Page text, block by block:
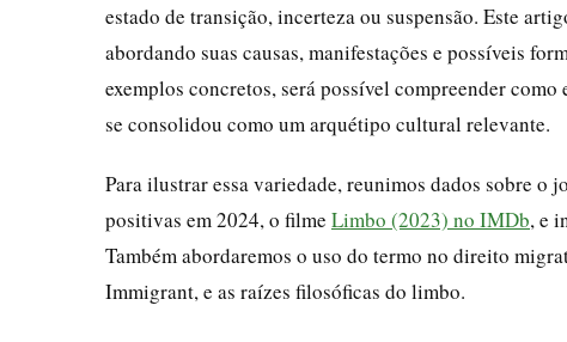
estado de transição, incerteza ou suspensão. Este
abordando suas causas, manifestações e possíveis
exemplos concretos, será possível compreender
se consolidou como um arquétipo cultural relevante.
Para ilustrar essa variedade, reunimos dados sobre o
positivas em 2024, o filme Limbo (2023) no IMDb, e
Também abordaremos o uso do termo no direito
Immigrant, e as raízes filosóficas do limbo.